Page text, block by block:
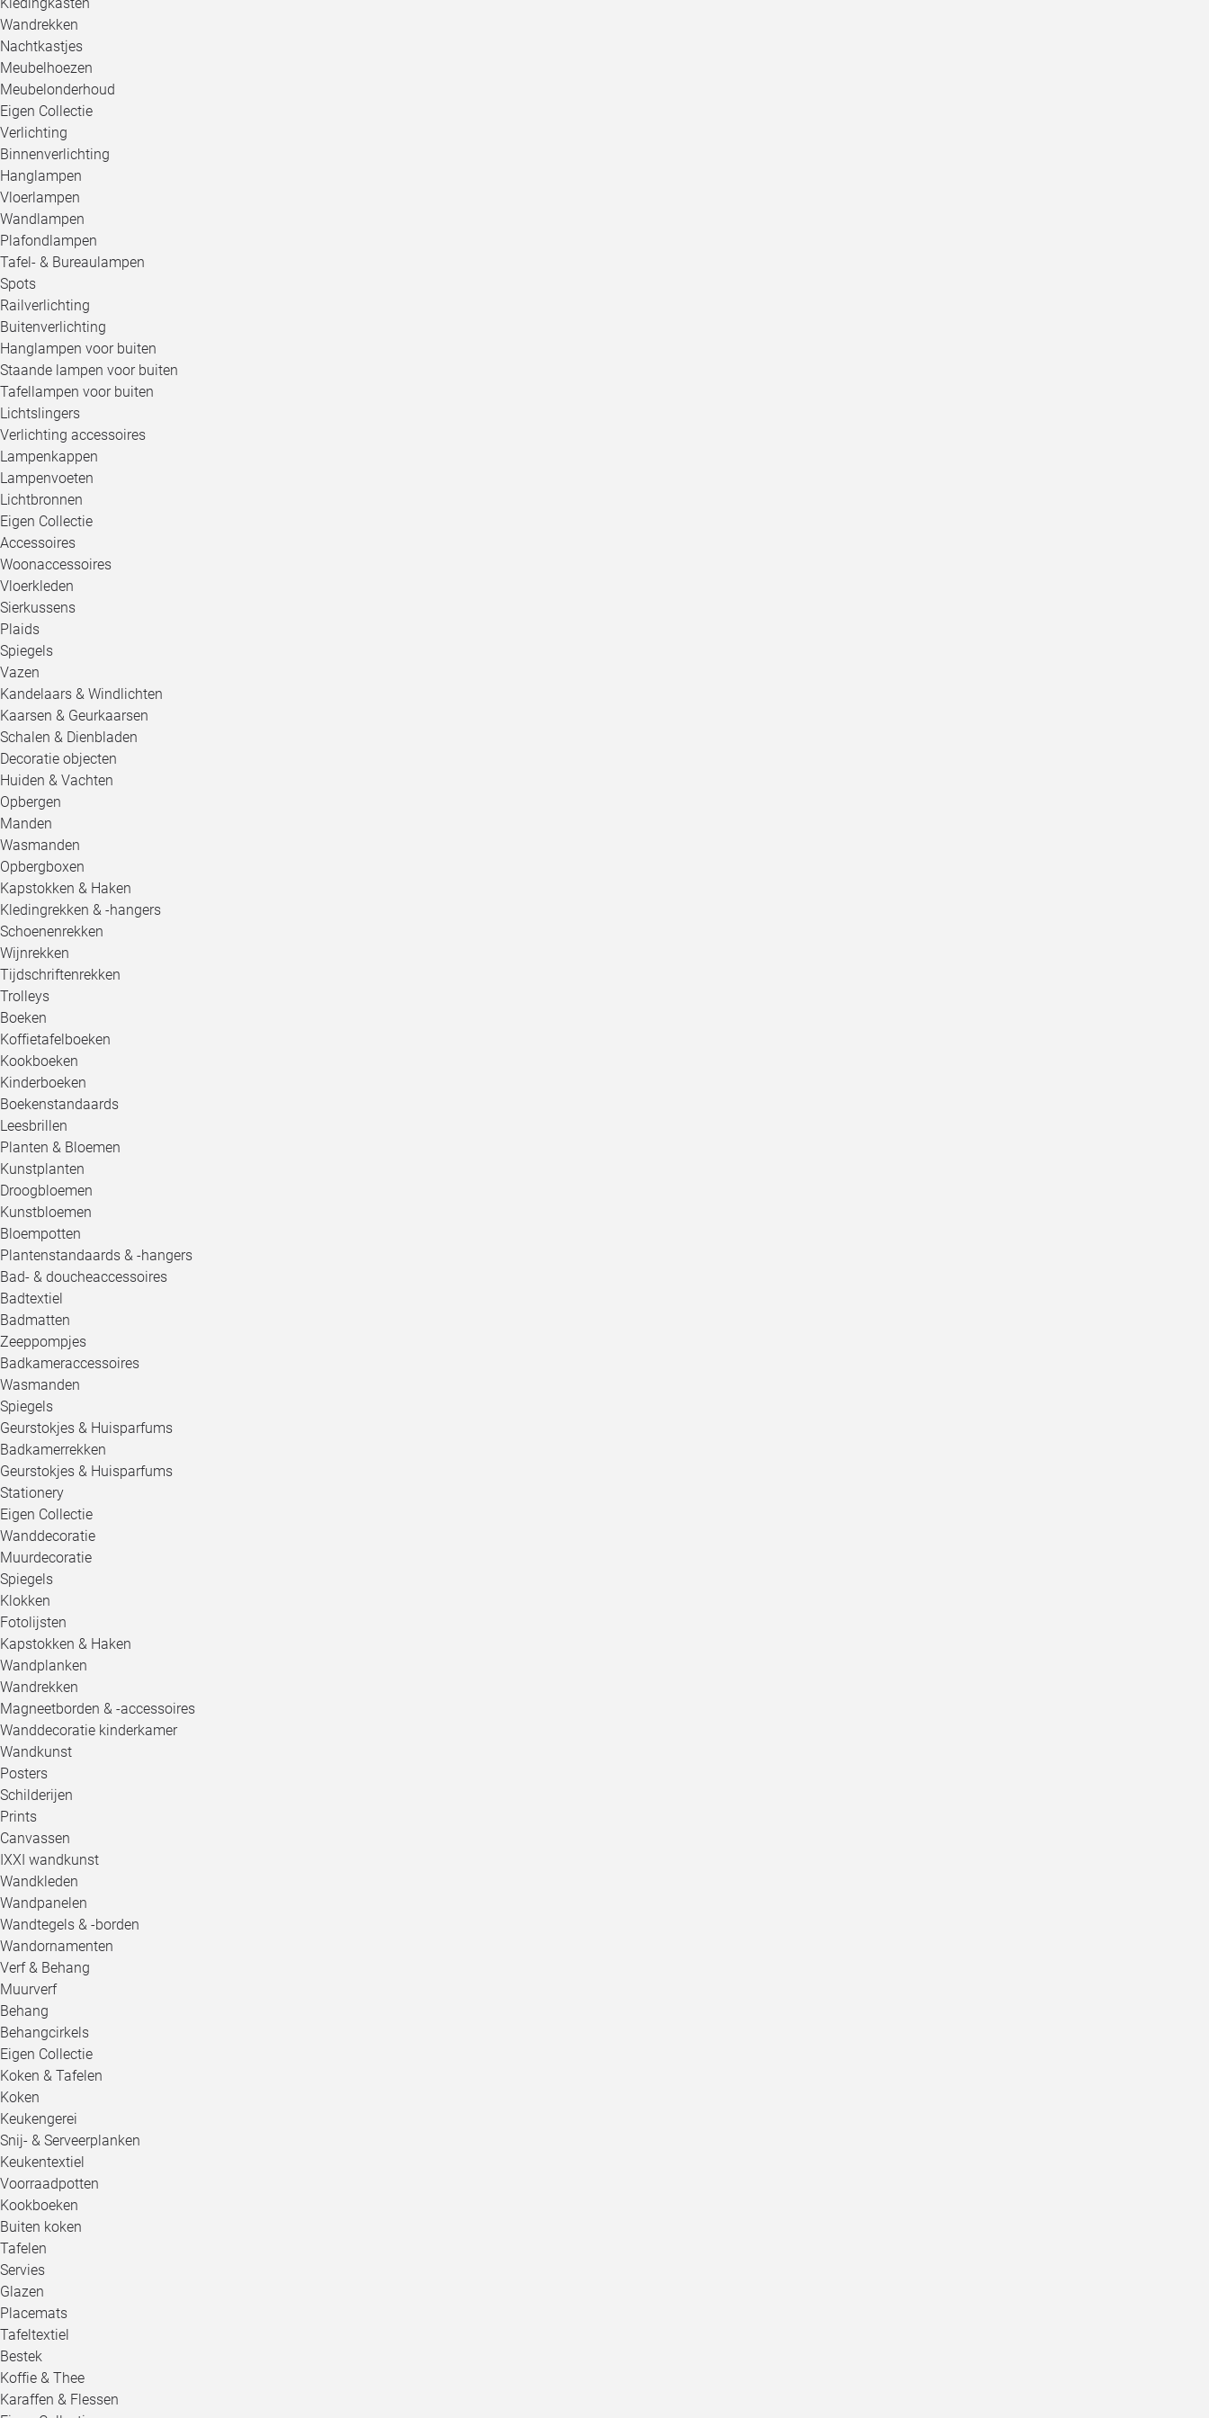
Wandrekken
Nachtkastjes
Meubelhoezen
Meubelonderhoud
Eigen Collectie
Verlichting
Binnenverlichting
Hanglampen
Vloerlampen
Wandlampen
Plafondlampen
Tafel- & Bureaulampen
Spots
Railverlichting
Buitenverlichting
Hanglampen voor buiten
Staande lampen voor buiten
Tafellampen voor buiten
Lichtslingers
Verlichting accessoires
Lampenkappen
Lampenvoeten
Lichtbronnen
Eigen Collectie
Accessoires
Woonaccessoires
Vloerkleden
Sierkussens
Plaids
Spiegels
Vazen
Kandelaars & Windlichten
Kaarsen & Geurkaarsen
Schalen & Dienbladen
Decoratie objecten
Huiden & Vachten
Opbergen
Manden
Wasmanden
Opbergboxen
Kapstokken & Haken
Kledingrekken & -hangers
Schoenenrekken
Wijnrekken
Tijdschriftenrekken
Trolleys
Boeken
Koffietafelboeken
Kookboeken
Kinderboeken
Boekenstandaards
Leesbrillen
Planten & Bloemen
Kunstplanten
Droogbloemen
Kunstbloemen
Bloempotten
Plantenstandaards & -hangers
Bad- & doucheaccessoires
Badtextiel
Badmatten
Zeeppompjes
Badkameraccessoires
Wasmanden
Spiegels
Geurstokjes & Huisparfums
Badkamerrekken
Geurstokjes & Huisparfums
Stationery
Eigen Collectie
Wanddecoratie
Muurdecoratie
Spiegels
Klokken
Fotolijsten
Kapstokken & Haken
Wandplanken
Wandrekken
Magneetborden & -accessoires
Wanddecoratie kinderkamer
Wandkunst
Posters
Schilderijen
Prints
Canvassen
IXXI wandkunst
Wandkleden
Wandpanelen
Wandtegels & -borden
Wandornamenten
Verf & Behang
Muurverf
Behang
Behangcirkels
Eigen Collectie
Koken & Tafelen
Koken
Keukengerei
Snij- & Serveerplanken
Keukentextiel
Voorraadpotten
Kookboeken
Buiten koken
Tafelen
Servies
Glazen
Placemats
Tafeltextiel
Bestek
Koffie & Thee
Karaffen & Flessen